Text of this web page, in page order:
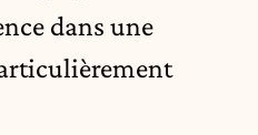
dans une